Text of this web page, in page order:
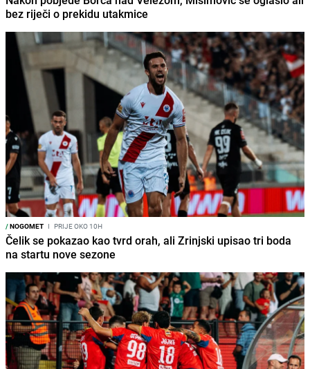
bez riječi o prekidu utakmice
/NOGOMET I PRIJE OKO 10H
Čelik se pokazao kao tvrd orah, ali Zrinjski upisao tri boda
na startu nove sezone